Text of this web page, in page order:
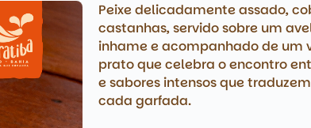
Peixe delicadamente assado,
castanhas, servido sobre um
inhame e acompanhado de um
prato que celebra o encontro
e sabores intensos que
cada garfada.